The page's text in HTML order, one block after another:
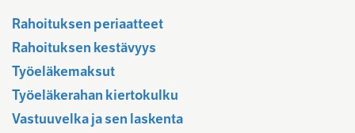
Rahoituksen periaatteet
Rahoituksen kestävyys
Työeläkemaksut
Työeläkerahan kiertokulku
Vastuuvelka ja sen laskenta